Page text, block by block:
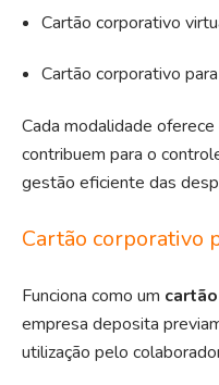
Cartão corporativo
Cartão corporativo
Cada modalidade
contribuem para o
gestão eficiente das
Cartão corporativo
Funciona como um
empresa deposita
utilização pelo